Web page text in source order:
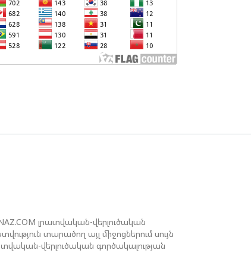
ԱԴՐԲԵՋԱՆՈՒՄ
Է ՃԱՆԱՉՎԵԼ
ԻԼՀԱՄ ԱԼԻԵՎԸ ՇՆՈՐՀԱՎՈՐԵԼ Է
լրատվական-վերլուծական
տարածող այլ միջոցներում սույն
վերլուծական գործակալության